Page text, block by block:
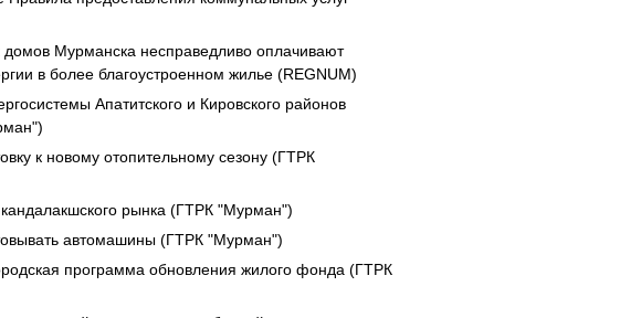
Мурманска несправедливо оплачивают
в более благоустроенном жилье (REGNUM)
Апатитского и Кировского районов
к новому отопительному сезону (ГТРК
рынка (ГТРК "Мурман")
автомашины (ГТРК "Мурман")
программа обновления жилого фонда (ГТРК